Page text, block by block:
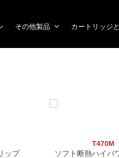
その他製品 カートリッジ
ップ
T470M
ソフト断熱ハイパ